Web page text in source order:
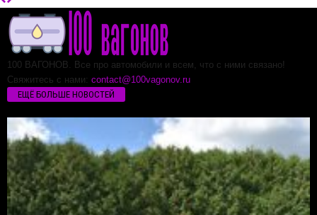
100 ВАГОНОВ. Все про автомобили и всем, что с ними связано!
Свяжитесь с нами: contact@100vagonov.ru
ЕЩЁ БОЛЬШЕ НОВОСТЕЙ